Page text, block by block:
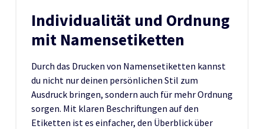
Individualität und Ordnung
mit Namensetiketten
Durch das Drucken von Namensetiketten kannst
du nicht nur deinen persönlichen Stil zum
Ausdruck bringen, sondern auch für mehr Ordnung
sorgen. Mit klaren Beschriftungen auf den
Etiketten ist es einfacher, den Überblick über